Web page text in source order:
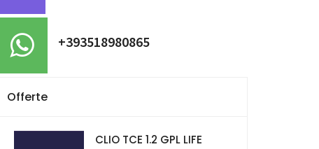
+393518980865
Offerte
CLIO TCE 1.2 GPL LIFE